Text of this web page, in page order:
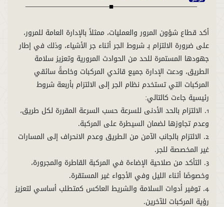
أكد قطاع شؤون المرور والعمليات، ممثلاً بالإدارة العامة للمرور،
على ضرورة الالتزام بـ شروط الجر أثناء جر الأشياء، وذلك في إطار
جهودها المستمرة للحد من الحوادث المرورية وتعزيز سلامة
الطريق، ودعت الإدارة جميع قائدي المركبات وخاصةً سائقي
المركبات التي تستخدم نظام الجر إلى الالتزام بأربعة شروط
1. الالتزام بالحد الأدنى للسرعة حسب السرعة المقررة لكل طريق،
2. الالتزام بالجانب الآمن من الطريق وعدم الانحراف إلى المسارات
3. التأكد من صلاحية الإضاءة في المركبة القاطرة والمجرورة،
4. توفير أدوات السلامة والشريط العاكس كمتطلب أساسي لتعزيز